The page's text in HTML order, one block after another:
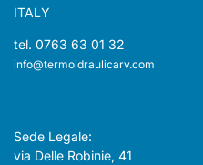
ITALY
tel. 0763 63 01 32
info@termoidraulicarv.com
Sede Legale:
via Delle Robinie, 41